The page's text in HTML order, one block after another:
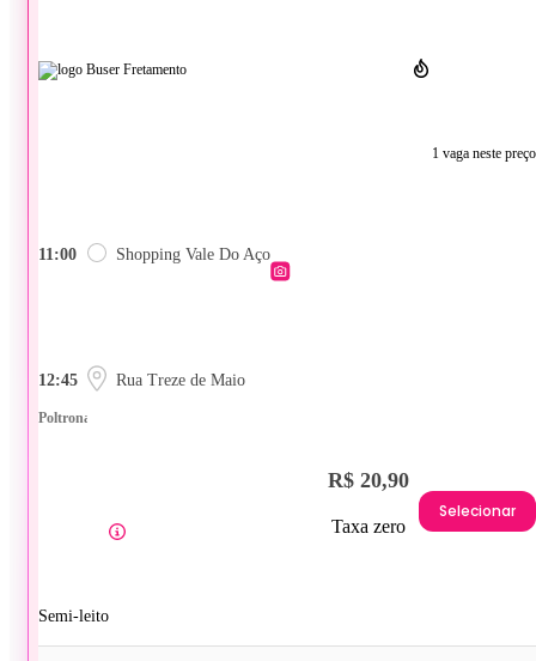
1 vaga neste preço
11:00 Shopping Vale Do Aço
12:45 Rua Treze de Maio
Poltrona
Semi-leito
R$ 20,90
Taxa zero
Selecionar